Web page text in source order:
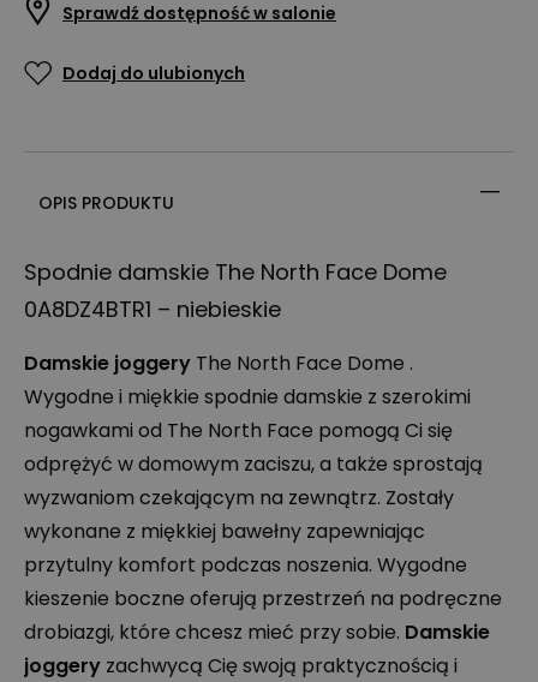
Sprawdź dostępność w salonie
Dodaj do ulubionych
OPIS PRODUKTU
Spodnie damskie The North Face Dome
0A8DZ4BTR1 – niebieskie
Damskie joggery The North Face Dome .
Wygodne i miękkie spodnie damskie z szerokimi
nogawkami od The North Face pomogą Ci się
odprężyć w domowym zaciszu, a także sprostają
wyzwaniom czekającym na zewnątrz. Zostały
wykonane z miękkiej bawełny zapewniając
przytulny komfort podczas noszenia. Wygodne
kieszenie boczne oferują przestrzeń na podręczne
drobiazgi, które chcesz mieć przy sobie. Damskie
joggery zachwycą Cię swoją praktycznością i